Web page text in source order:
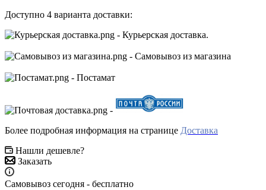
Доступно 4 варианта доставки:
- Курьерская доставка.
- Самовывоз из магазина
- Постамат
-
Более подробная информация на странице Доставка
Нашли дешевле?
Заказать
Самовывоз сегодня - бесплатно